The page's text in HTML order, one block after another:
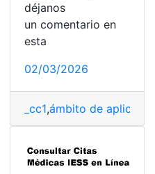
Multas,placa
déjanos
un comentario en
esta
02/03/2026
_cc1,ámbito de